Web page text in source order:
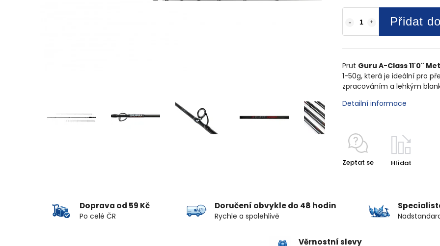
Přidat
Prut Guru A-Class 11'0"
1-50g, která je ideální pro
zpracováním a lehkým
Detailní informace
Zeptat se Hlídat
Doprava od 59 Kč
Po celé ČR
Doručení obvykle do 48 hodin
Rychle a spolehlivě
Věrnostní slevy